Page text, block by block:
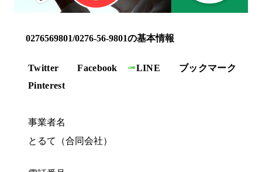
0276569801/0276-56-9801の基本情報
Twitter Facebook LINE
ブックマーク
Pinterest
事業者名
とるて（合同会社）